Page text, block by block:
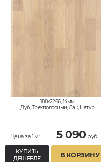
188x2266, 14мм
Дуб, Трехполосный, Лак, Натур
Цена за 1 м² 5 090 руб.
КУПИТЬ
ДЕШЕВЛЕ
В КОРЗИНУ